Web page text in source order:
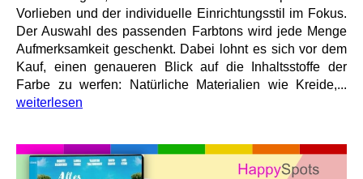
Vorlieben und der individuelle Einrichtungsstil im Fokus.
Der Auswahl des passenden Farbtons wird jede Menge
Aufmerksamkeit geschenkt. Dabei lohnt es sich vor dem
Kauf, einen genaueren Blick auf die Inhaltsstoffe der
Farbe zu werfen: Natürliche Materialien wie Kreide,...
weiterlesen